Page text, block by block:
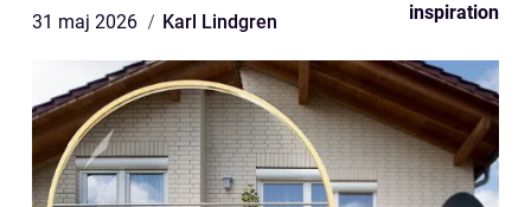
31 maj 2026 Karl Lindgren inspiration